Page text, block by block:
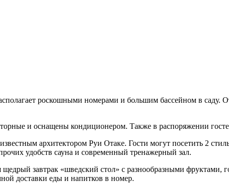
роскошными номерами и большим бассейном в саду.
и оснащены кондиционером. Также в распоряжении
архитектором Руи Отаке. Гости могут посетить 2
удобств сауна и современный тренажерный зал.
щедрый завтрак «шведский стол» с разнообразными
доставки еды и напитков в номер.